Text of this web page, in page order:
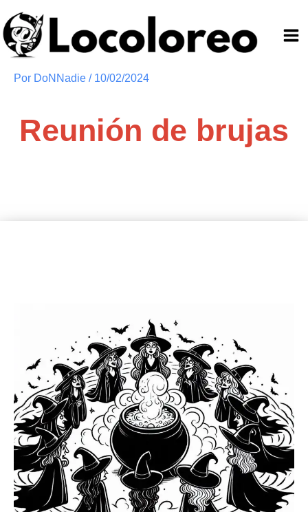
al
contenido
Por DoNNadie / 10/02/2024
Reunión de brujas